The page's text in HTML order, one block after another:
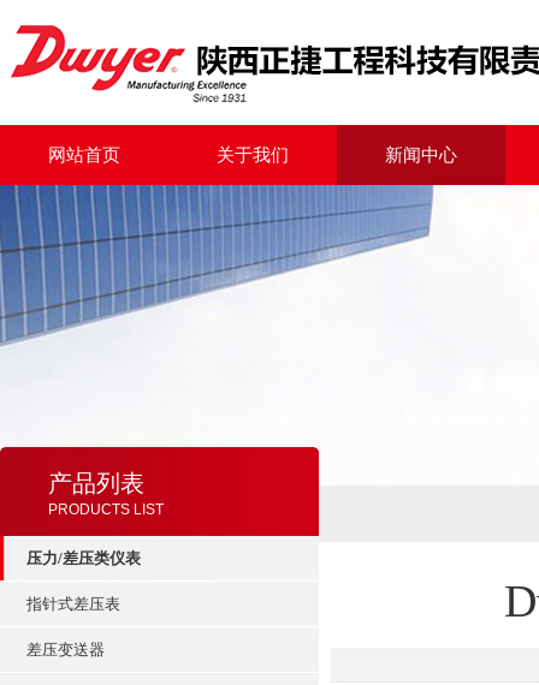
网站首页 关于我们 新闻中心
产品列表
PRODUCTS LIST
压力/差压类仪表
指针式差压表
差压变送器